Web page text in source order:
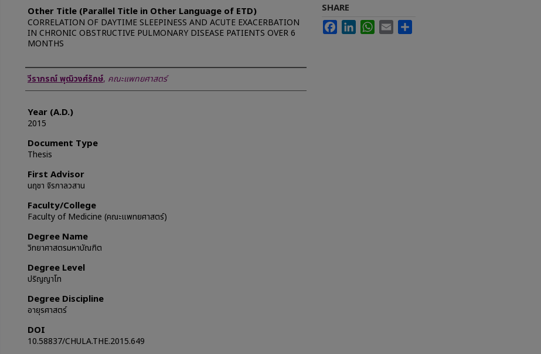
Other Title (Parallel Title in Other Language of ETD)
CORRELATION OF DAYTIME SLEEPINESS AND ACUTE EXACERBATION
IN CHRONIC OBSTRUCTIVE PULMONARY DISEASE PATIENTS OVER 6
MONTHS
Author
วีราภรณ์ พุฒิวงศ์รักษ์, คณะแพทยศาสตร์
Year (A.D.)
2015
Document Type
Thesis
First Advisor
นฤชา จิรกาลวสาน
Faculty/College
Faculty of Medicine (คณะแพทยศาสตร์)
Degree Name
วิทยาศาสตรมหาบัณฑิต
Degree Level
ปริญญาโท
Degree Discipline
อายุรศาสตร์
DOI
10.58837/CHULA.THE.2015.649
SHARE
FacebookLinkedInWhatsApp
Email